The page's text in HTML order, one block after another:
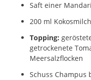
Saft einer
200 ml
Topping:
getrockenete
Meersalzflocken
Schuss Champus